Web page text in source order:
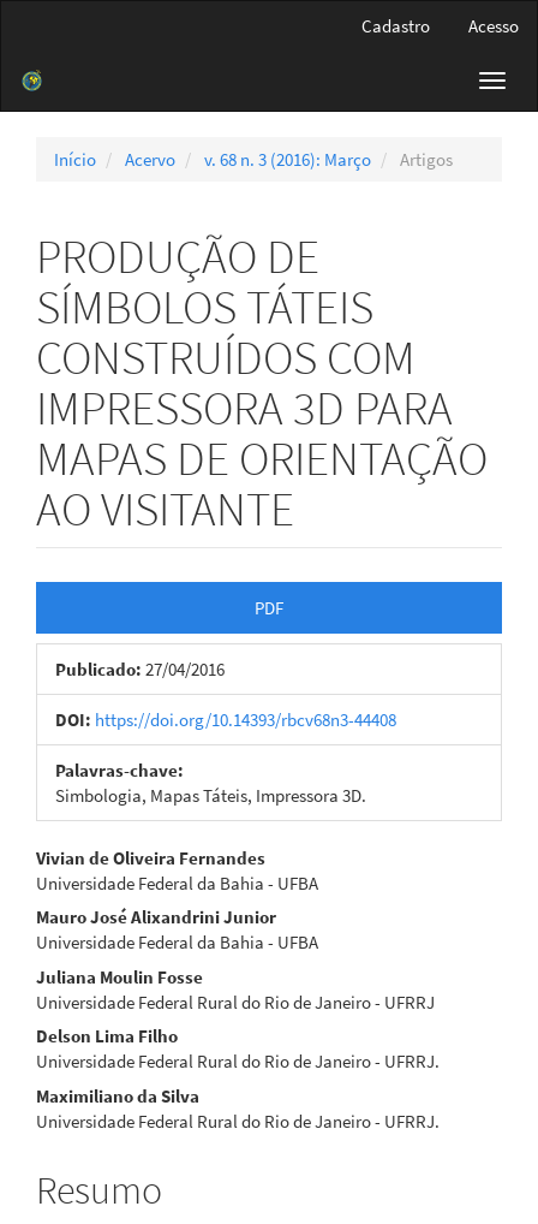
Barra
Cadastro Acesso
Início Acervo v. 68 n. 3 (2016): Março Artigos
PRODUÇÃO DE
SÍMBOLOS TÁTEIS
CONSTRUÍDOS COM
IMPRESSORA 3D PARA
MAPAS DE ORIENTAÇÃO
AO VISITANTE
lateral
de
artigos
PDF
Publicado: 27/04/2016
DOI: https://doi.org/10.14393/rbcv68n3-44408
Palavras-chave:
Simbologia, Mapas Táteis, Impressora 3D.
Conteúdo
do
artigo
principal
Vivian de Oliveira Fernandes
Universidade Federal da Bahia - UFBA
Mauro José Alixandrini Junior
Universidade Federal da Bahia - UFBA
Juliana Moulin Fosse
Universidade Federal Rural do Rio de Janeiro - UFRRJ
Delson Lima Filho
Universidade Federal Rural do Rio de Janeiro - UFRRJ.
Maximiliano da Silva
Universidade Federal Rural do Rio de Janeiro - UFRRJ.
Resumo